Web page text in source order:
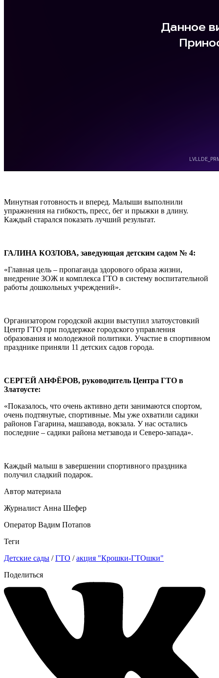
Минутная готовность и вперед. Малыши выполнили
упражнения на гибкость, пресс, бег и прыжки в длину.
Каждый старался показать лучший результат.
ГАЛИНА КОЗЛОВА, заведующая детским садом № 4:
«Главная цель – пропаганда здорового образа жизни,
внедрение ЗОЖ и комплекса ГТО в систему воспитательной
работы дошкольных учреждений».
Организатором городской акции выступил златоустовкий
Центр ГТО при поддержке городского управления
образования и молодежной политики. Участие в спортивном
празднике приняли 11 детских садов города.
СЕРГЕЙ АНФЁРОВ, руководитель Центра ГТО в
Златоусте:
«Показалось, что очень активно дети занимаются спортом,
очень подтянутые, спортивные. Мы уже охватили садики
районов Гагарина, машзавода, вокзала. У нас остались
последние – садики района метзавода и Северо-запада».
Каждый малыш в завершении спортивного праздника
получил сладкий подарок.
Автор материала
Журналист Анна Шефер
Оператор Вадим Потапов
Теги
Детские сады /ГТО /акция "Крошки-ГТОшки"
Поделиться